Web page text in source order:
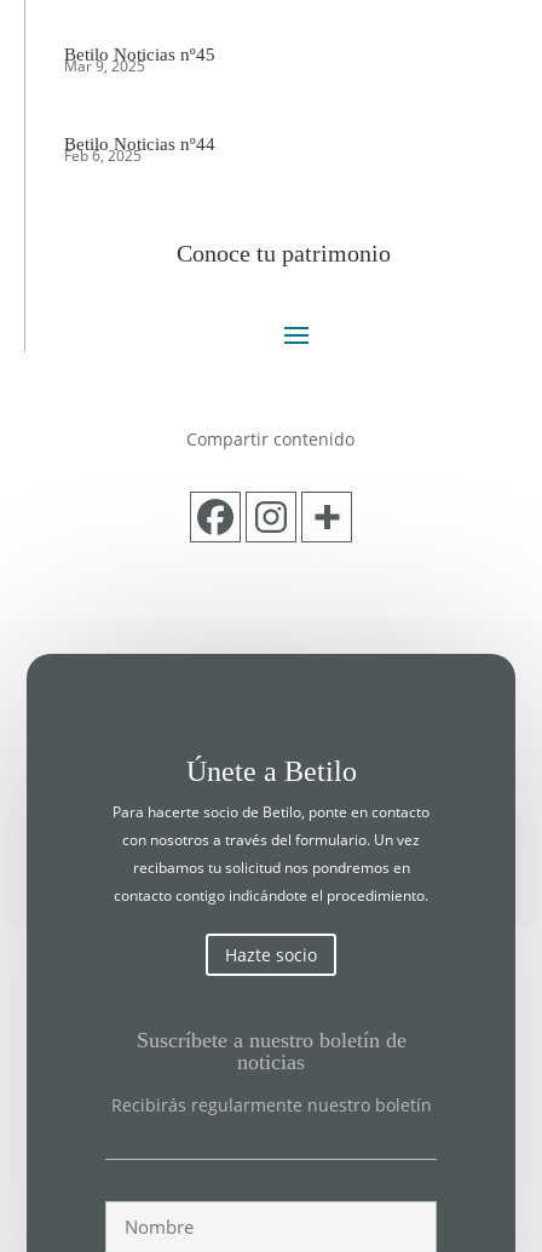
Betilo Noticias nº45
Mar 9, 2025
Betilo Noticias nº44
Feb 6, 2025
Conoce tu patrimonio
Compartir contenido
Únete a Betilo
Para hacerte socio de Betilo, ponte en contacto
con nosotros a través del formulario. Un vez
recibamos tu solicitud nos pondremos en
contacto contigo indicándote el procedimiento.
Hazte socio
Suscríbete a nuestro boletín de
noticias
Recibirás regularmente nuestro boletín